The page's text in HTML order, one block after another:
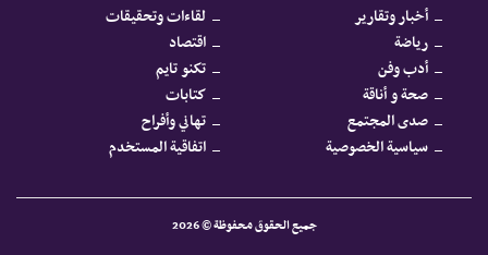
أخبار وتقارير
لقاءات وتحقيقات
رياضة
اقتصاد
أدب وفن
تكنو تايم
صحة و أناقة
كتابات
صدى المجتمع
تهاني وأفراح
سياسية الخصوصية
اتفاقية المستخدم
جميع الحقوق محفوظة © 2026